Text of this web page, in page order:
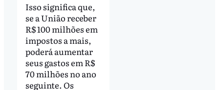
Isso significa que,
se a União receber
R$ 100 milhões em
impostos a mais,
poderá aumentar
seus gastos em R$
70 milhões no ano
seguinte. Os